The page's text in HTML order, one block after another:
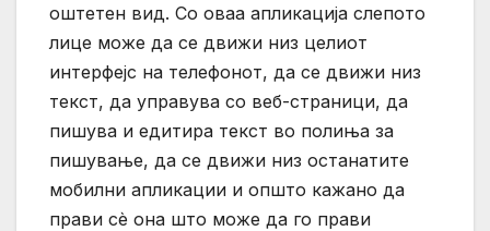
оштетен вид. Со оваа апликација слепото
лице може да се движи низ целиот
интерфејс на телефонот, да се движи низ
текст, да управува со веб-страници, да
пишува и едитира текст во полиња за
пишување, да се движи низ останатите
мобилни апликации и општо кажано да
прави сѐ она што може да го прави